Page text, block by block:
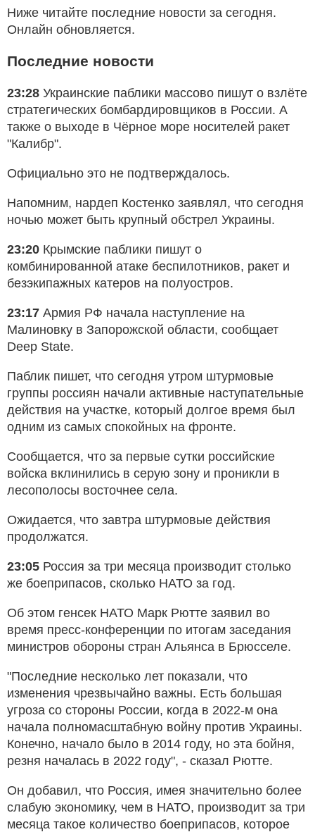
Ниже читайте последние новости за сегодня.
Онлайн обновляется.
Последние новости
23:28 Украинские паблики массово пишут о взлёте
стратегических бомбардировщиков в России. А
также о выходе в Чёрное море носителей ракет
"Калибр".
Официально это не подтверждалось.
Напомним, нардеп Костенко заявлял, что сегодня
ночью может быть крупный обстрел Украины.
23:20 Крымские паблики пишут о
комбинированной атаке беспилотников, ракет и
безэкипажных катеров на полуостров.
23:17 Армия РФ начала наступление на
Малиновку в Запорожской области, сообщает
Deep State.
Паблик пишет, что сегодня утром штурмовые
группы россиян начали активные наступательные
действия на участке, который долгое время был
одним из самых спокойных на фронте.
Сообщается, что за первые сутки российские
войска вклинились в серую зону и проникли в
лесополосы восточнее села.
Ожидается, что завтра штурмовые действия
продолжатся.
23:05 Россия за три месяца производит столько
же боеприпасов, сколько НАТО за год.
Об этом генсек НАТО Марк Рютте заявил во
время пресс-конференции по итогам заседания
министров обороны стран Альянса в Брюсселе.
"Последние несколько лет показали, что
изменения чрезвычайно важны. Есть большая
угроза со стороны России, когда в 2022-м она
начала полномасштабную войну против Украины.
Конечно, начало было в 2014 году, но эта бойня,
резня началась в 2022 году", - сказал Рютте.
Он добавил, что Россия, имея значительно более
слабую экономику, чем в НАТО, производит за три
месяца такое количество боеприпасов, которое